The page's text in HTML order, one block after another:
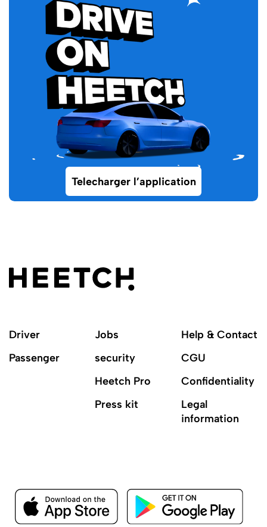
Telecharger l’application
Driver
Passenger
Jobs
security
Heetch Pro
Press kit
Help & Contact
CGU
Confidentiality
Legal
information